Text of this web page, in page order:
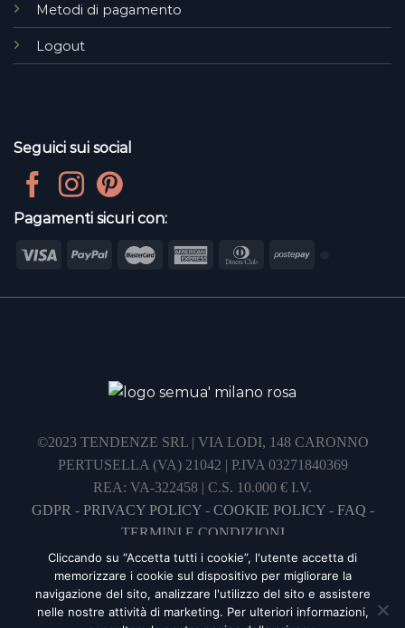
Metodi di pagamento
Logout
Seguici sui social
Pagamenti sicuri con:
©2023 TENDENZE SRL | VIA LODI, 148 CARONNO
PERTUSELLA (VA) 21042 | P.IVA 03271840369
REA: VA-322458 | C.S. 10.000 € I.V.
GDPR - PRIVACY POLICY - COOKIE POLICY - FAQ -
TERMINI E CONDIZIONI
Cliccando su “Accetta tutti i cookie”, l'utente accetta di
memorizzare i cookie sul dispositivo per migliorare la
navigazione del sito, analizzare l'utilizzo del sito e assistere
nelle nostre attività di marketing. Per ulteriori informazioni,